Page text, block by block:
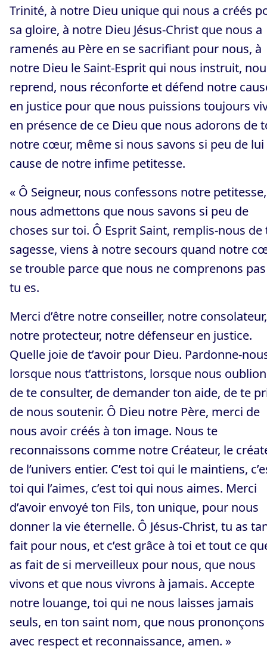
Trinité, à notre Dieu unique qui nous a créés
sa gloire, à notre Dieu Jésus-Christ que nous a
ramenés au Père en se sacrifiant pour nous, à
notre Dieu le Saint-Esprit qui nous instruit,
reprend, nous réconforte et défend notre
en justice pour que nous puissions toujours
en présence de ce Dieu que nous adorons de
notre cœur, même si nous savons si peu de lui
cause de notre infime petitesse.
« Ô Seigneur, nous confessons notre petitesse,
nous admettons que nous savons si peu de
choses sur toi. Ô Esprit Saint, remplis-nous de
sagesse, viens à notre secours quand notre
se trouble parce que nous ne comprenons
tu es.
Merci d’être notre conseiller, notre consolateur,
notre protecteur, notre défenseur en justice.
Quelle joie de t’avoir pour Dieu. Pardonne-
lorsque nous t’attristons, lorsque nous
de te consulter, de demander ton aide, de te
de nous soutenir. Ô Dieu notre Père, merci de
nous avoir créés à ton image. Nous te
reconnaissons comme notre Créateur, le
de l’univers entier. C’est toi qui le maintiens,
toi qui l’aimes, c’est toi qui nous aimes. Merci
d’avoir envoyé ton Fils, ton unique, pour nous
donner la vie éternelle. Ô Jésus-Christ, tu as
fait pour nous, et c’est grâce à toi et tout ce
as fait de si merveilleux pour nous, que nous
vivons et que nous vivrons à jamais. Accepte
notre louange, toi qui ne nous laisses jamais
seuls, en ton saint nom, que nous prononçons
avec respect et reconnaissance, amen. »